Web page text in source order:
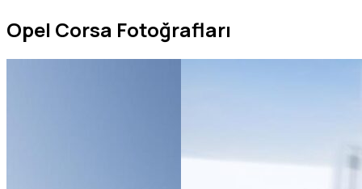
Opel Corsa Fotoğrafları